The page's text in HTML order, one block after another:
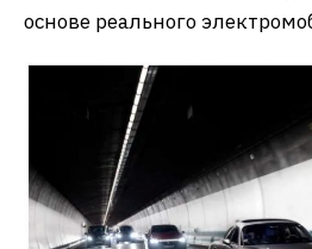
основе реального